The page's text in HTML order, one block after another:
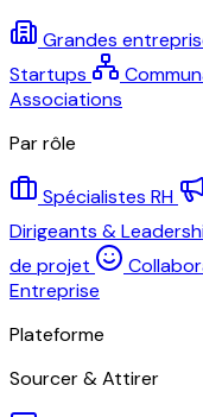
Grandes
Startups
Associations
Par rôle
Spécialistes RH
Dirigeants &
de projet
Entreprise
Plateforme
Sourcer & Attirer